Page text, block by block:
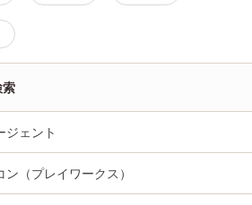
索
ジェント
（プレイワークス）